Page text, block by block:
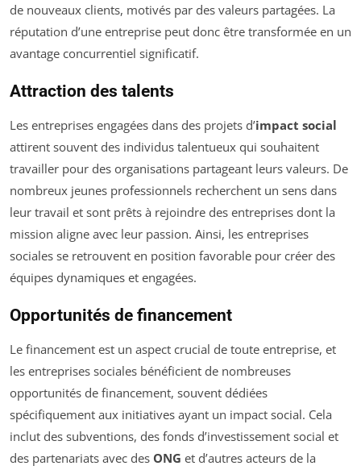
de nouveaux clients, motivés par des valeurs partagées. La
réputation d’une entreprise peut donc être transformée en un
avantage concurrentiel significatif.
Attraction des talents
Les entreprises engagées dans des projets d’impact social
attirent souvent des individus talentueux qui souhaitent
travailler pour des organisations partageant leurs valeurs. De
nombreux jeunes professionnels recherchent un sens dans
leur travail et sont prêts à rejoindre des entreprises dont la
mission aligne avec leur passion. Ainsi, les entreprises
sociales se retrouvent en position favorable pour créer des
équipes dynamiques et engagées.
Opportunités de financement
Le financement est un aspect crucial de toute entreprise, et
les entreprises sociales bénéficient de nombreuses
opportunités de financement, souvent dédiées
spécifiquement aux initiatives ayant un impact social. Cela
inclut des subventions, des fonds d’investissement social et
des partenariats avec des ONG et d’autres acteurs de la